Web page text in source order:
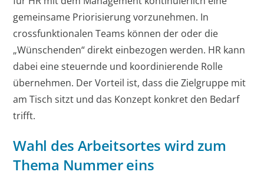
gemeinsame Priorisierung vorzunehmen. In
crossfunktionalen Teams können der oder die
„Wünschenden“ direkt einbezogen werden. HR kann
dabei eine steuernde und koordinierende Rolle
übernehmen. Der Vorteil ist, dass die Zielgruppe mit
am Tisch sitzt und das Konzept konkret den Bedarf
trifft.
Wahl des Arbeitsortes wird zum
Thema Nummer eins